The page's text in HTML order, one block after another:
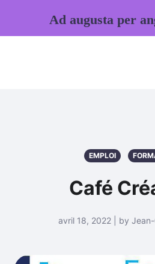
EMPLOI
Café
avril 18, 2022 | by
Ad augusta per